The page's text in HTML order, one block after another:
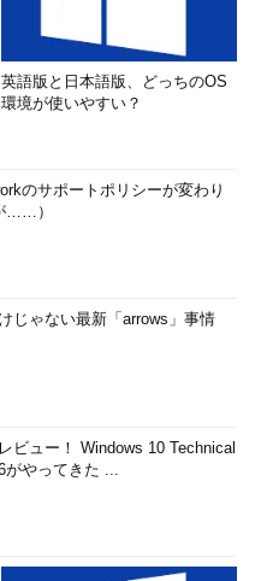
英語版と日本語版、どっちのOS
環境が使いやすい？
のサポートポリシーが変わり
……）
じゃない最新「arrows」事情
ビュー！ Windows 10 Technical
がやってきた ...